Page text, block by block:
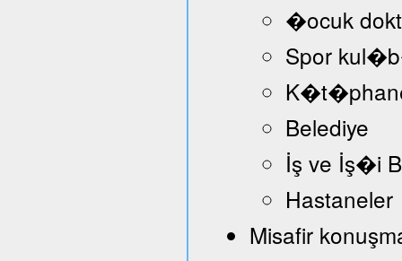
�ocuk
Spor
Belediye
İş ve İş�i
Hastaneler
Misafir